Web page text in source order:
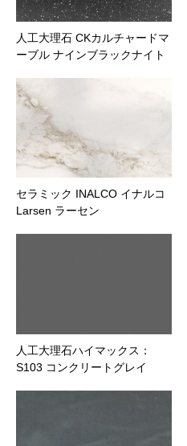
ファイル添付
人工大理石 CKカルチャードマ
ーブル ナインブラックナイト
セラミック INALCO イナルコ
Larsen ラーセン
人工大理石ハイマックス：
S103 コンクリートグレイ